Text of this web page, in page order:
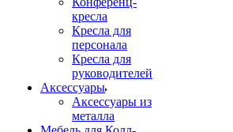
кресла
Кресла для
персонала
Кресла для
руководителей
Аксессуары
Аксессуары из
металла